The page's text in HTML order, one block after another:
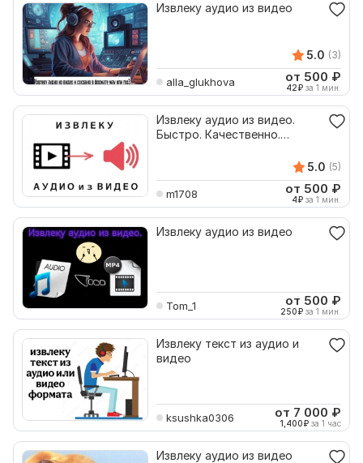
Извлеку аудио из видео
5.0 (3)
alla_glukhova от 500 ₽
42₽ за 1 мин.
Извлеку аудио из видео.
Быстро. Качественно.
5.0 (5)
m1708 от 500 ₽
4₽ за 1 мин.
Извлеку аудио из видео
Tom_1 от 500 ₽
250₽ за 1 мин.
Извлеку текст из аудио и
видео
ksushka0306 от 7 000 ₽
1,400₽ за 1 час
Извлеку аудио из видео